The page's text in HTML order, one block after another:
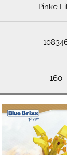
Pinke Lilie
108346
160